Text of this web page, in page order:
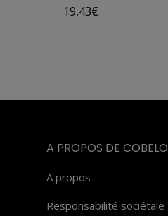
19,43€
A PROPOS DE COBELO
A propos
Responsabilité sociétale